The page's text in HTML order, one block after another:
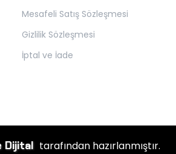
Mesafeli Satış Sözleşmesi
Gizlilik Sözleşmesi
İptal ve İade
Dijital tarafından hazırlanmıştır.